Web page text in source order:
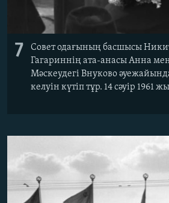
7
Совет одағының басшысы
Гагариннің ата-анасы Анна
Мәскеудегі Внуково
келуін күтіп тұр. 14 сәуір 1961